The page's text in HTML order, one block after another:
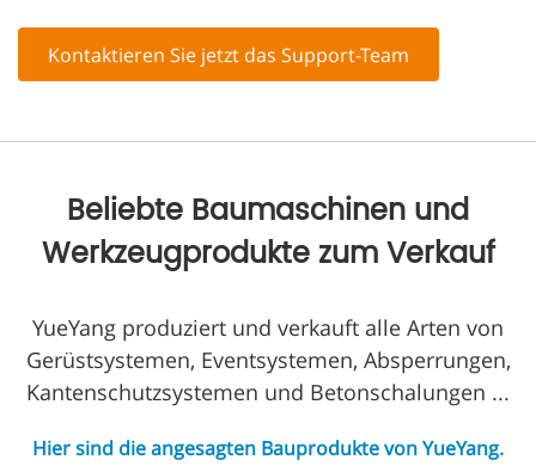
Kontaktieren Sie jetzt das Support-Team
Beliebte Baumaschinen und
Werkzeugprodukte zum Verkauf
YueYang produziert und verkauft alle Arten von
Gerüstsystemen, Eventsystemen, Absperrungen,
Kantenschutzsystemen und Betonschalungen ...
Hier sind die angesagten Bauprodukte von YueYang.